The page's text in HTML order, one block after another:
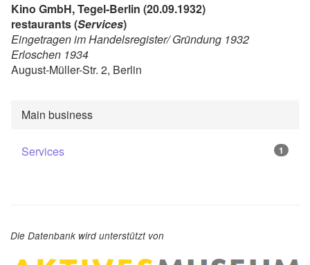
Kino GmbH, Tegel-Berlin (20.09.1932)
restaurants (Services)
Eingetragen im Handelsregister/ Gründung 1932
Erloschen 1934
August-Müller-Str. 2, Berlin
Main business
Services 1
Die Datenbank wird unterstützt von